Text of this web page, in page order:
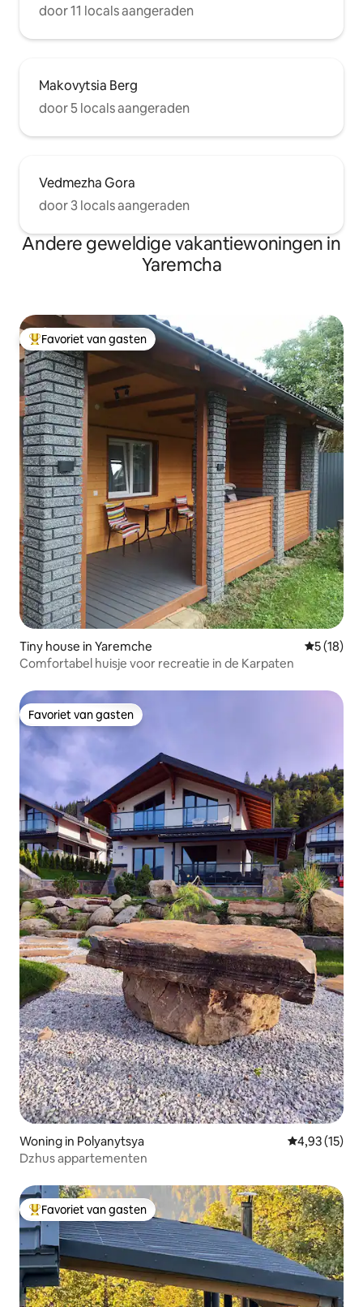
door 11 locals aangeraden
Makovytsia Berg
door 5 locals aangeraden
Vedmezha Gora
door 3 locals aangeraden
Andere geweldige vakantiewoningen in
Yaremcha
Topfavoriet van gasten
Favoriet van gasten
Tiny house in Yaremche
5 (18)
Comfortabel huisje voor recreatie in de Karpaten
Favoriet van gasten
Favoriet van gasten
Woning in Polyanytsya Gemiddelde
4,93 (15)
Dzhus appartementen
Topfavoriet van gasten
Favoriet van gasten